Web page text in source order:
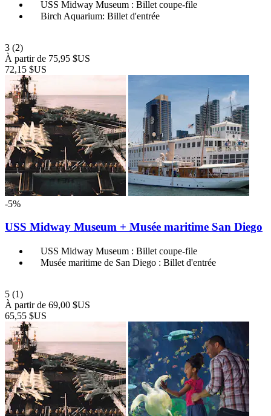
USS Midway Museum : Billet coupe-file
Birch Aquarium: Billet d'entrée
3 (2)
À partir de 75,95 $US
72,15 $US
-5%
USS Midway Museum + Musée maritime San Diego
USS Midway Museum : Billet coupe-file
Musée maritime de San Diego : Billet d'entrée
5 (1)
À partir de 69,00 $US
65,55 $US